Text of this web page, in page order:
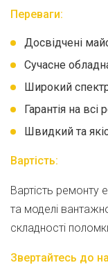
Переваги:
Досвідчені
Сучасне
Широкий
Гарантія на всі
Швидкий та
Вартість:
Вартість ремонту
та моделі
складності
Звертайтесь до